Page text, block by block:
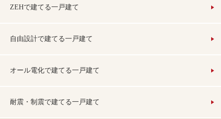
ZEHで建てる一戸建て
自由設計で建てる一戸建て
オール電化で建てる一戸建て
耐震・制震で建てる一戸建て